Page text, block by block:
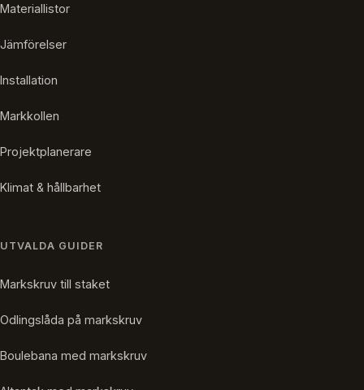
Materiallistor
Jämförelser
Installation
Markkollen
Projektplanerare
Klimat & hållbarhet
UTVALDA GUIDER
Markskruv till staket
Odlingslåda på markskruv
Boulebana med markskruv